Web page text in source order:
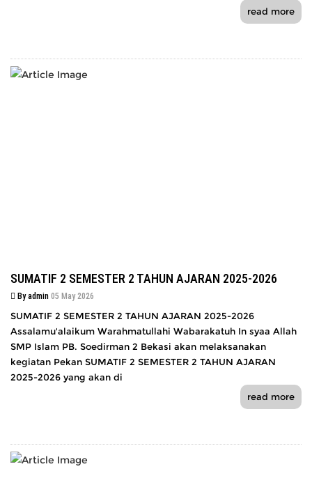
read more
SUMATIF 2 SEMESTER 2 TAHUN AJARAN 2025-2026
By admin 05 May 2026
SUMATIF 2 SEMESTER 2 TAHUN AJARAN 2025-2026
Assalamu'alaikum Warahmatullahi Wabarakatuh In syaa Allah
SMP Islam PB. Soedirman 2 Bekasi akan melaksanakan
kegiatan Pekan SUMATIF 2 SEMESTER 2 TAHUN AJARAN
2025-2026 yang akan di
read more